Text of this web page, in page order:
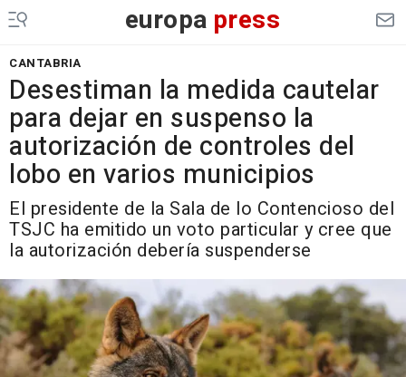
europa press
CANTABRIA
Desestiman la medida cautelar
para dejar en suspenso la
autorización de controles del
lobo en varios municipios
El presidente de la Sala de lo Contencioso del
TSJC ha emitido un voto particular y cree que
la autorización debería suspenderse